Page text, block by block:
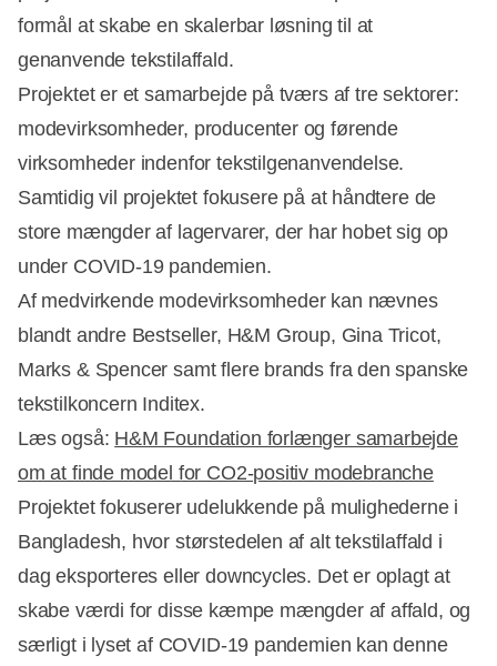
formål at skabe en skalerbar løsning til at
genanvende tekstilaffald.
Projektet er et samarbejde på tværs af tre sektorer:
modevirksomheder, producenter og førende
virksomheder indenfor tekstilgenanvendelse.
Samtidig vil projektet fokusere på at håndtere de
store mængder af lagervarer, der har hobet sig op
under COVID-19 pandemien.
Af medvirkende modevirksomheder kan nævnes
blandt andre Bestseller, H&M Group, Gina Tricot,
Marks & Spencer samt flere brands fra den spanske
tekstilkoncern Inditex.
Læs også: H&M Foundation forlænger samarbejde
om at finde model for CO2-positiv modebranche
Projektet fokuserer udelukkende på mulighederne i
Bangladesh, hvor størstedelen af alt tekstilaffald i
dag eksporteres eller downcycles. Det er oplagt at
skabe værdi for disse kæmpe mængder af affald, og
særligt i lyset af COVID-19 pandemien kan denne